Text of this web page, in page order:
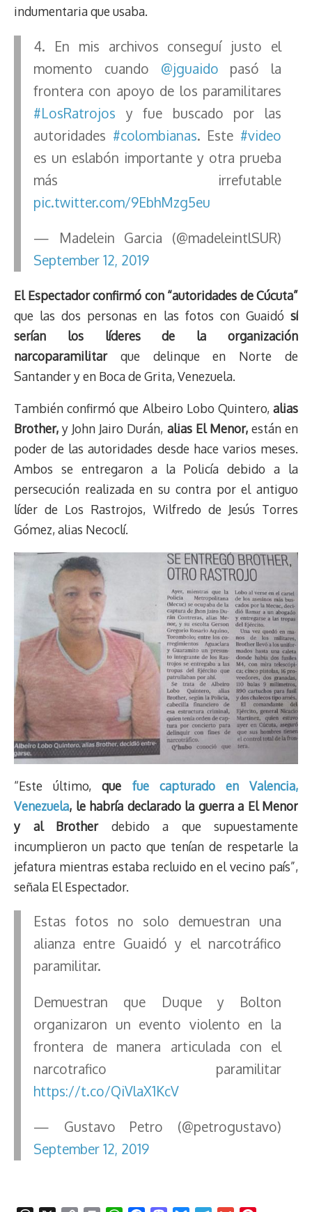
indumentaria que usaba.
4. En mis archivos conseguí justo el
momento cuando @jguaido pasó la
frontera con apoyo de los paramilitares
#LosRatrojos y fue buscado por las
autoridades #colombianas. Este #video
es un eslabón importante y otra prueba
más irrefutable
pic.twitter.com/9EbhMzg5eu
— Madelein Garcia (@madeleintlSUR)
September 12, 2019
El Espectador confirmó con “autoridades de Cúcuta”
que las dos personas en las fotos con Guaidó sí
serían los líderes de la organización
narcoparamilitarque delinque en Norte de
Santander y en Boca de Grita, Venezuela.
También confirmó que Albeiro Lobo Quintero, alias
Brother, y John Jairo Durán, alias El Menor,están en
poder de las autoridades desde hace varios meses.
Ambos se entregaron a la Policía debido a la
persecución realizada en su contra por el antiguo
líder de Los Rastrojos, Wilfredo de Jesús Torres
Gómez, alias Necoclí.
“Este último,que fue capturado en Valencia,
Venezuela, le habría declarado la guerra a El Menor
y al Brotherdebido a que supuestamente
incumplieron un pacto que tenían de respetarle la
jefatura mientras estaba recluido en el vecino país”,
señala El Espectador.
Estas fotos no solo demuestran una
alianza entre Guaidó y el narcotráfico
paramilitar.
Demuestran que Duque y Bolton
organizaron un evento violento en la
frontera de manera articulada con el
narcotrafico paramilitar
https://t.co/QiVlaX1KcV
— Gustavo Petro (@petrogustavo)
September 12, 2019